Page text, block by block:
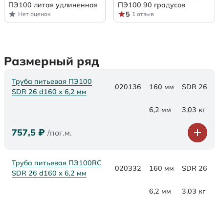
ПЭ100 литая удлиненная
Нет оценок
ПЭ100 90 градусов
5 1 отзыв
Размерный ряд
Труба питьевая ПЭ100
SDR 26 d160 х 6,2 мм
020136 160 мм SDR 26
6,2 мм 3,03 кг
757,5 ₽ /пог.м.
Труба питьевая ПЭ100RC
SDR 26 d160 х 6,2 мм
020332 160 мм SDR 26
6,2 мм 3,03 кг